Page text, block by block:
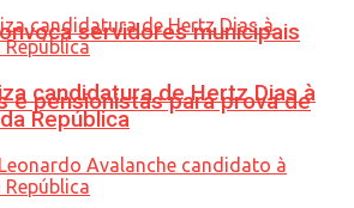
servidores municipais
e pensionistas para prova de
candidatura de Hertz Dias à
República